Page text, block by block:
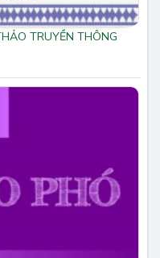
TRUYỀN THÔNG